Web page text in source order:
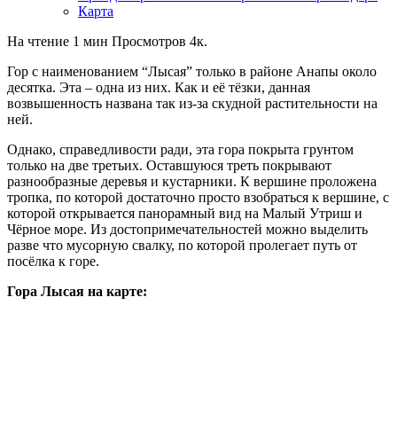
Карта
На чтение 1 мин Просмотров 4к.
Гор с наименованием “Лысая” только в районе Анапы около
десятка. Эта – одна из них. Как и её тёзки, данная
возвышенность названа так из-за скудной растительности на
ней.
Однако, справедливости ради, эта гора покрыта грунтом
только на две третьих. Оставшуюся треть покрывают
разнообразные деревья и кустарники. К вершине проложена
тропка, по которой достаточно просто взобраться к вершине, с
которой открывается панорамный вид на Малый Утриш и
Чёрное море. Из достопримечательностей можно выделить
разве что мусорную свалку, по которой пролегает путь от
посёлка к горе.
Гора Лысая на карте: